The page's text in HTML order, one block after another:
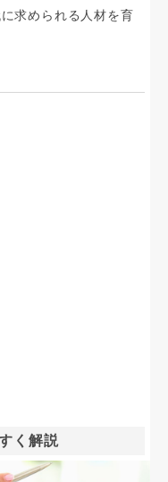
求められる人材を育
く解説